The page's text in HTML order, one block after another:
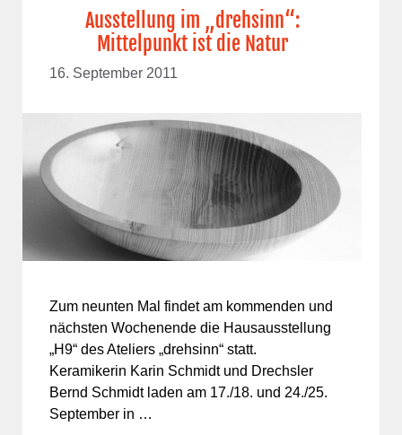
Ausstellung im „drehsinn“:
Mittelpunkt ist die Natur
16. September 2011
Zum neunten Mal findet am kommenden und
nächsten Wochenende die Hausausstellung
„H9“ des Ateliers „drehsinn“ statt.
Keramikerin Karin Schmidt und Drechsler
Bernd Schmidt laden am 17./18. und 24./25.
September in …